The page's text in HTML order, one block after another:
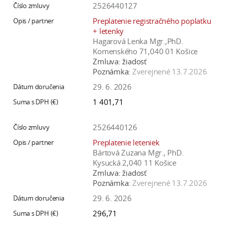
2526440127
Preplatenie registračného poplatku
+ letenky
Hagarová Lenka Mgr.,PhD.
Komenského 71,040 01 Košice
Zmluva: žiadosť
Poznámka: Zverejnené 13.7.2026
29. 6. 2026
1 401,71
2526440126
Preplatenie leteniek
Bártová Zuzana Mgr., PhD.
Kysucká 2,040 11 Košice
Zmluva: žiadosť
Poznámka: Zverejnené 13.7.2026
29. 6. 2026
296,71